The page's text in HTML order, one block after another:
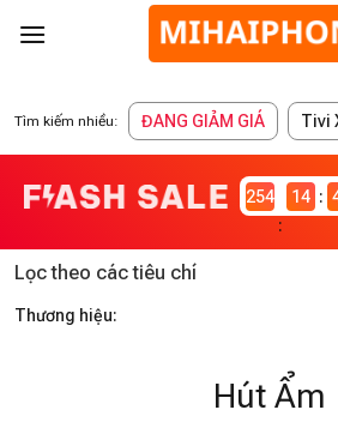
Tìm kiếm nhiều: ĐANG GIẢM GIÁ Tivi
2546979
14
Lọc theo các tiêu chí
Thương hiệu:
Hút Ẩm